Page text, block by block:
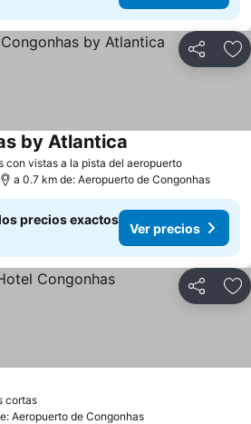
Compartir
con vistas a la pista del aeropuerto
by Atlantica
a 0.7 km de: Aeropuerto de Congonhas
precios exactos
Ver precios
Compartir
cortas
Aeropuerto de Congonhas